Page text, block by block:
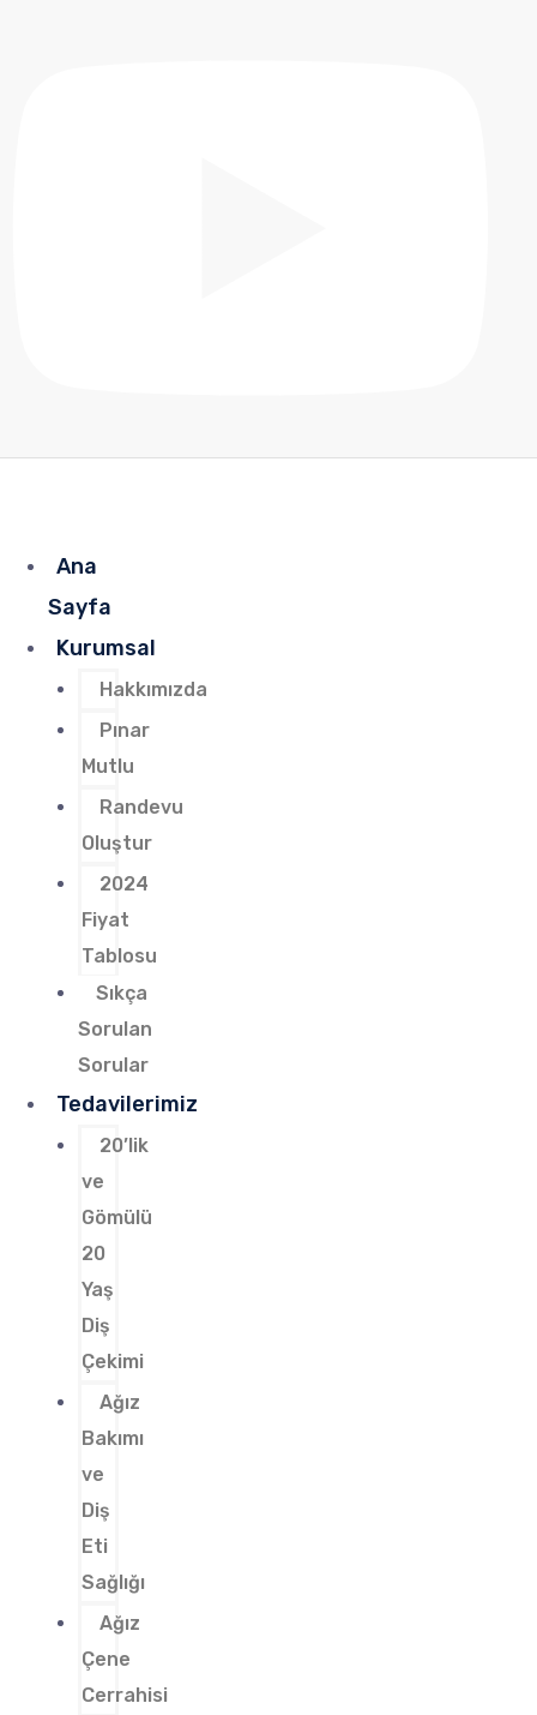
Ana
Sayfa
Kurumsal
Hakkımızda
Pınar
Mutlu
Randevu
Oluştur
2024
Fiyat
Tablosu
Sıkça
Sorulan
Sorular
Tedavilerimiz
20’lik
ve
Gömülü
20
Yaş
Diş
Çekimi
Ağız
Bakımı
ve
Diş
Eti
Sağlığı
Ağız
Çene
Cerrahisi